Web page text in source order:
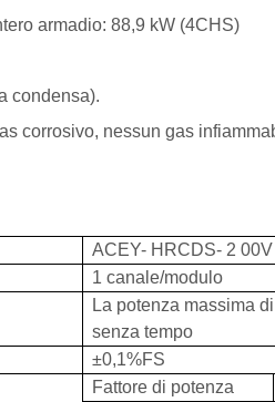
armadio: 88,9 kW (4CHS)
condensa).
corrosivo, nessun gas
ACEY- HRCDS- 2
1canale/modulo
La potenza massima
senza tempo
±0,1%FS
Fattore di potenza